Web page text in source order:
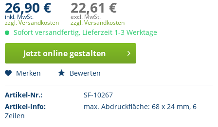
26,90 €
inkl. MwSt.
zzgl. Versandkosten
22,61 €
excl. MwSt.
zzgl. Versandkosten
Sofort versandfertig, Lieferzeit 1-3 Werktage
Jetzt online gestalten
Merken Bewerten
Artikel-Nr.:
SF-10267
Artikel-Info:
max. Abdruckfläche: 68 x 24 mm, 6
Zeilen